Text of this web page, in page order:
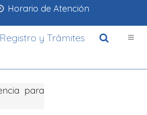
Horario de Atención
Registro y Trámites